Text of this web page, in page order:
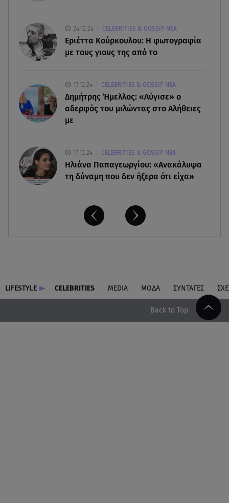
Κλήρωση Τζόκερ 6/8/2026: Οι τυχεροί αριθμοί
για τα 2.500.000 ευρώ
σε σοβαρή κατάσταση
24.12.24 CELEBRITIES & GOSSIP ΝΕΑ
Εριέττα Κούρκουλου: Η φωτογραφία
με τους γιους της από το
17.12.24 CELEBRITIES & GOSSIP ΝΕΑ
Δημήτρης Ήμελλος: «Λύγισε» ο
αδερφός του μιλώντας στο Αλήθειες
με
17.12.24 CELEBRITIES & GOSSIP ΝΕΑ
Ηλιάνα Παπαγεωργίου: «Ανακάλυψα
τη δύναμη που δεν ήξερα ότι είχα»
LIFESTYLE CELEBRITIES MEDIA ΜΟΔΑ ΣΥΝΤΑΓΕΣ
Back to Top